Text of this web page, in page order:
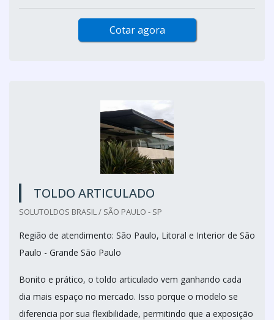
Cotar agora
TOLDO ARTICULADO
SOLUTOLDOS BRASIL / SÃO PAULO - SP
Região de atendimento: São Paulo, Litoral e Interior de São
Paulo - Grande São Paulo
Bonito e prático, o toldo articulado vem ganhando cada
dia mais espaço no mercado. Isso porque o modelo se
diferencia por sua flexibilidade, permitindo que a exposição